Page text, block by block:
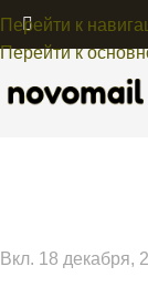
Перейти к
Перейти к
Вкл. 18 декабря,